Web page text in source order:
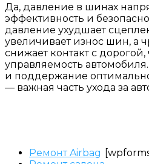
Да, давление в шинах
эффективность и
давление ухудшает
увеличивает износ шин, а
снижает контакт с дорогой,
управляемость
и поддержание
— важная часть ухода за
Ремонт Airbag